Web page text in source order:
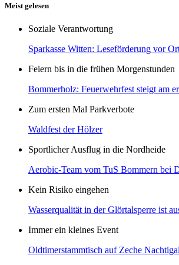
Meist gelesen
Soziale Verantwortung
Sparkasse Witten: Leseförderung vor
Feiern bis in die frühen Morgenstunden
Bommerholz: Feuerwehrfest steigt am
Zum ersten Mal Parkverbote
Waldfest der Hölzer
Sportlicher Ausflug in die Nordheide
Aerobic-Team vom TuS Bommern bei
Kein Risiko eingehen
Wasserqualität in der Glörtalsperre ist
Immer ein kleines Event
Oldtimerstammtisch auf Zeche